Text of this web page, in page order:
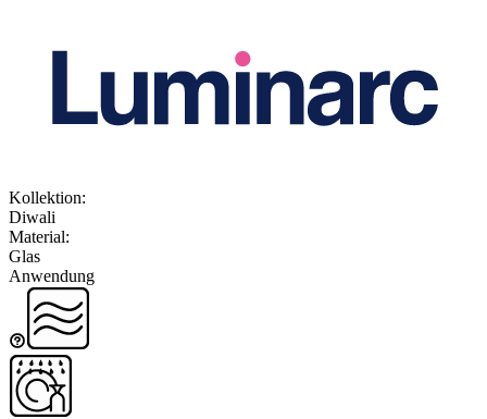
Kollektion:
Diwali
Material:
Glas
Anwendung